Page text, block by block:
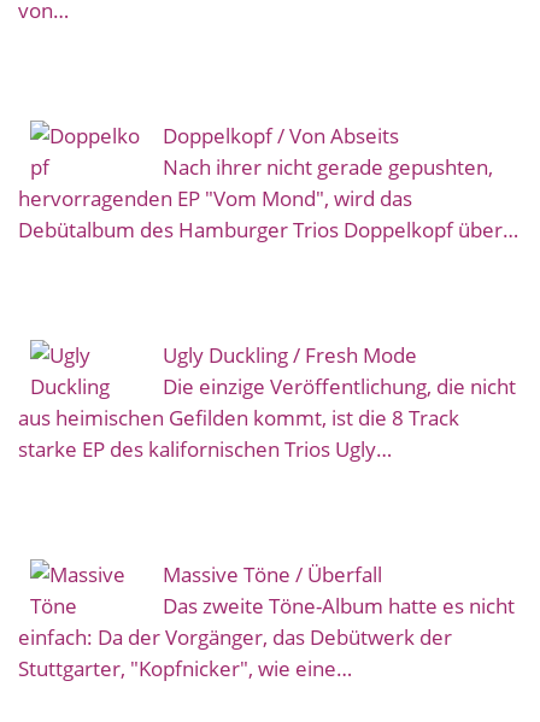
von…
Doppelkopf / Von Abseits
Nach ihrer nicht gerade gepushten,
hervorragenden EP "Vom Mond", wird das
Debütalbum des Hamburger Trios Doppelkopf über…
Ugly Duckling / Fresh Mode
Die einzige Veröffentlichung, die nicht
aus heimischen Gefilden kommt, ist die 8 Track
starke EP des kalifornischen Trios Ugly…
Massive Töne / Überfall
Das zweite Töne-Album hatte es nicht
einfach: Da der Vorgänger, das Debütwerk der
Stuttgarter, "Kopfnicker", wie eine…